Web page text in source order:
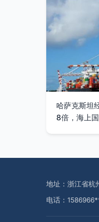
哈萨克斯坦
8倍，海上
地址：浙江省杭
电话：